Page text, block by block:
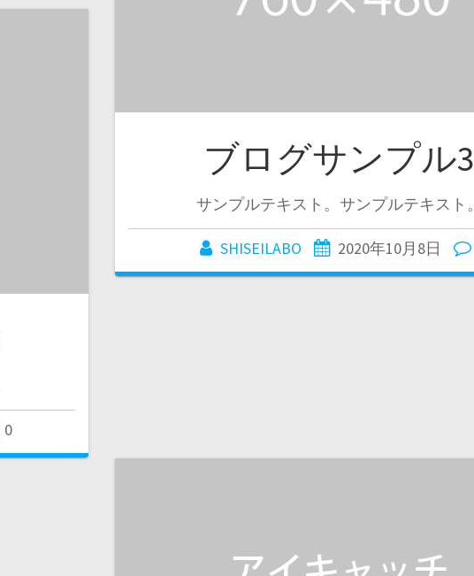
ブログサンプル3
サンプルテキスト。サンプルテキスト。
SHISEILABO 2020年10月8日
0